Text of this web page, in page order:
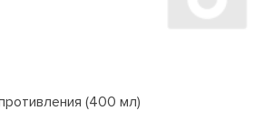
(400 мл)